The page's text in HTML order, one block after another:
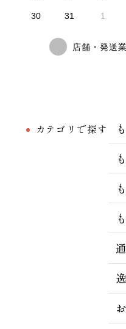
カテゴリで探す
30 31 1
店舗・発送